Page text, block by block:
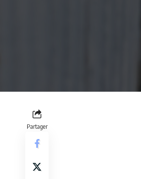
Partager